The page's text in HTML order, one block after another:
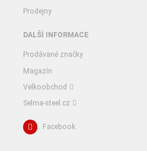
Prodejny
DALŠÍ INFORMACE
Prodávané značky
Magazín
Velkoobchod
Selma-steel.cz
Facebook